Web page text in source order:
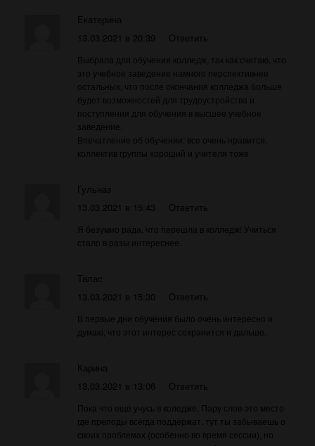
Екатерина
13.03.2021 в 20:39
Ответить
Выбрала для обучения колледж, так как считаю, что
это учебное заведение намного перспективнее
остальных, что после окончания колледжа больше
будет возможностей для трудоустройства и
поступления для обучения в высшее учебное
заведение.
Впечатление об обучении: все очень нравится,
коллектив группы хороший и учителя тоже
Гульназ
13.03.2021 в 15:43
Ответить
Я безумно рада, что перешла в колледж! Учиться
стало в разы интереснее.
Талас
13.03.2021 в 15:30
Ответить
В первые дни обучения было очень интересно и
думаю, что этот интерес сохранится и дальше.
Карина
13.03.2021 в 13:06
Ответить
Пока что еще учусь в коледже. Пару слов-это место
где преподы всегда поддержат, тут ты забываешь о
своих проблемах (особенно во время сессии), но